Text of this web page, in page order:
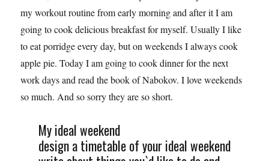
my workout routine from early morning and after it I am
going to cook delicious breakfast for myself. Usually I like
to eat porridge every day, but on weekends I always cook
apple pie. Today I am going to cook dinner for the next
work days and read the book of Nabokov. I love weekends
so much. And so sorry they are so short.
My ideal weekend
design a timetable of your ideal weekend